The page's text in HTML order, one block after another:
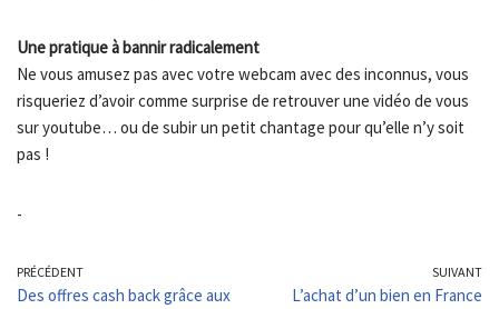
Une pratique à bannir radicalement
Ne vous amusez pas avec votre webcam avec des inconnus, vous
risqueriez d’avoir comme surprise de retrouver une vidéo de vous
sur youtube… ou de subir un petit chantage pour qu’elle n’y soit
pas !
-
PRÉCÉDENT
Des offres cash back grâce aux
SUIVANT
L’achat d’un bien en France